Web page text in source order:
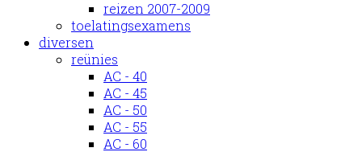
reizen 2007-2009
toelatingsexamens
diversen
reünies
AC - 40
AC - 45
AC - 50
AC - 55
AC - 60